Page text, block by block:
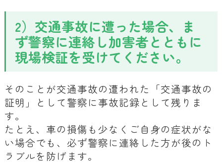
2）交通事故に遭った場合、ま
ず警察に連絡し加害者とともに
現場検証を受けてください。
そのことが交通事故の遭われた「交通事故の
証明」として警察に事故記録として残りま
す。
たとえ、車の損傷も少なくご自身の症状がな
い場合でも、必ず警察に連絡した方が後のト
ラブルを防げます。